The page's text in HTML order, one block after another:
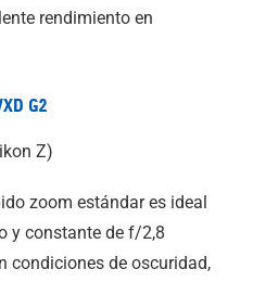
rendimiento en
G2
Z)
zoom estándar es ideal
y constante de f/2,8
condiciones de oscuridad,